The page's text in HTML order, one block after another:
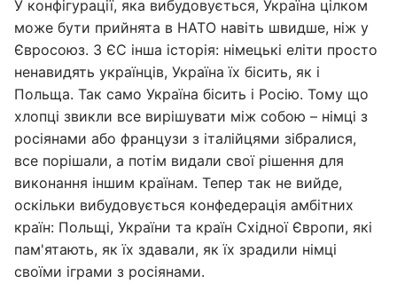
У конфігурації, яка вибудовується, Україна цілком
може бути прийнята в НАТО навіть швидше, ніж у
Євросоюз. З ЄС інша історія: німецькі еліти просто
ненавидять українців, Україна їх бісить, як і
Польща. Так само Україна бісить і Росію. Тому що
хлопці звикли все вирішувати між собою – німці з
росіянами або французи з італійцями зібралися,
все порішали, а потім видали свої рішення для
виконання іншим країнам. Тепер так не вийде,
оскільки вибудовується конфедерація амбітних
країн: Польщі, України та країн Східної Європи, які
пам'ятають, як їх здавали, як їх зрадили німці
своїми іграми з росіянами.